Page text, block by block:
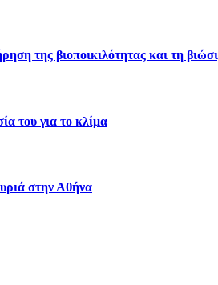
της βιοποικιλότητας και τη
του για το κλίμα
στην Αθήνα